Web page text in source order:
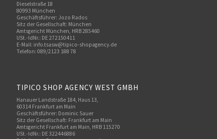
Dieselstraße 18
80993 München
Geschäftsführer: Jozo Rados
Sitz der Gesellschaft: München
Amtsgericht München, HRB 285460
USt.-IdNr.: DE 272150411
E-Mail: info.tsasw@tipico-shopagency.de
Telefon: 089/2123 188 78
TIPICO SHOP AGENCY WEST GMBH
Hanauer Landstraße 184, Haus 13,
60314 Frankfurt am Main
Geschäftsführer: Dominic Sauer
Sitz der Gesellschaft: Frankfurt am Main
Amtsgericht Frankfurt am Main, HRB 115270
USt.-IdNr.: DE 322446886